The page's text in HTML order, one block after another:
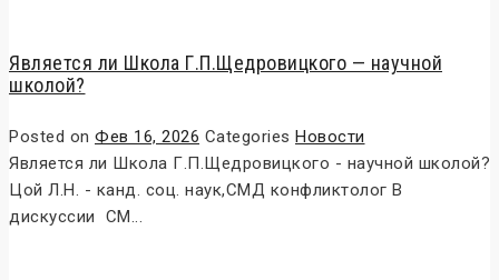
Является ли Школа Г.П.Щедровицкого — научной
школой?
Posted on Фев 16, 2026 Categories Новости
Является ли Школа Г.П.Щедровицкого - научной школой?
Цой Л.Н. - канд. соц. наук,СМД конфликтолог В
дискуссии СМ...